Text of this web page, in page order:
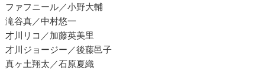
ファフニール／小野大輔
滝谷真／中村悠一
才川リコ／加藤英美里
才川ジョージー／後藤邑子
真ヶ土翔太／石原夏織